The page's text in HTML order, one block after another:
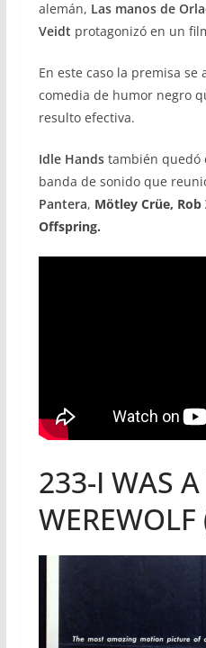
alemán, Las manos de
Veidt protagonizó en un
En este caso la premisa se
comedia de humor negro
resulto efectiva.
Idle Handstambién quedó
banda de sonido que
Pantera, Mötley Crüe,
Offspring.
233-I WAS A